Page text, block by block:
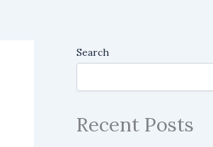
Search
Recent Posts